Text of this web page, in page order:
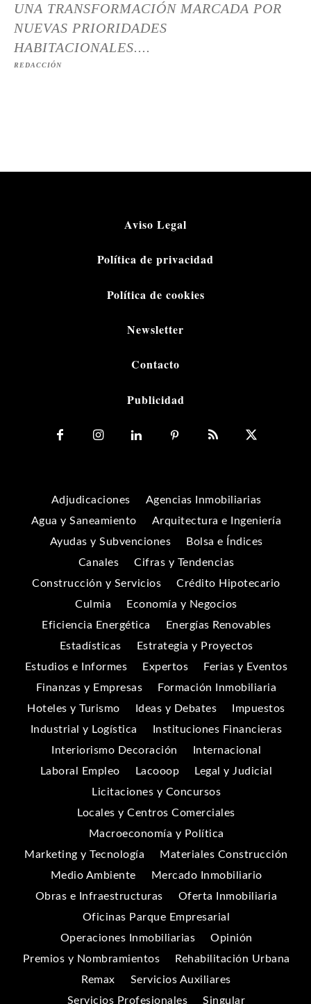
UNA TRANSFORMACIÓN MARCADA POR
NUEVAS PRIORIDADES
HABITACIONALES....
REDACCIÓN
Aviso Legal
Política de privacidad
Política de cookies
Newsletter
Contacto
Publicidad
Adjudicaciones
Agencias Inmobiliarias
Agua y Saneamiento
Arquitectura e Ingeniería
Ayudas y Subvenciones
Bolsa e Índices
Canales
Cifras y Tendencias
Construcción y Servicios
Crédito Hipotecario
Culmia
Economía y Negocios
Eficiencia Energética
Energías Renovables
Estadísticas
Estrategia y Proyectos
Estudios e Informes
Expertos
Ferias y Eventos
Finanzas y Empresas
Formación Inmobiliaria
Hoteles y Turismo
Ideas y Debates
Impuestos
Industrial y Logística
Instituciones Financieras
Interiorismo Decoración
Internacional
Laboral Empleo
Lacooop
Legal y Judicial
Licitaciones y Concursos
Locales y Centros Comerciales
Macroeconomía y Política
Marketing y Tecnología
Materiales Construcción
Medio Ambiente
Mercado Inmobiliario
Obras e Infraestructuras
Oferta Inmobiliaria
Oficinas Parque Empresarial
Operaciones Inmobiliarias
Opinión
Premios y Nombramientos
Rehabilitación Urbana
Remax
Servicios Auxiliares
Servicios Profesionales
Singular